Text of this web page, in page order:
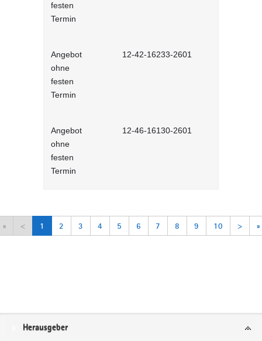
festen
Termin
Angebot
ohne
festen
Termin
12-42-16233-2601
Angebot
ohne
festen
Termin
12-46-16130-2601
« < 1 2 3 4 5 6 7 8 9 10 > »
Service
Herausgeber